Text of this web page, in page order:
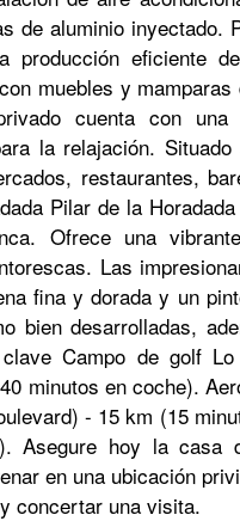
de aluminio inyectado.
producción eficiente
muebles y
cuenta con
la relajación.
restaurantes,
Pilar de la
Ofrece una
Las
fina y dorada y un
bien desarrolladas,
Campo de golf
minutos en coche).
- 15 km (15
Asegure hoy la casa
en una ubicación
concertar una visita.